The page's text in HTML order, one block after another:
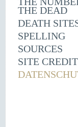
THE DEAD
DEATH
SPELLING
SOURCES
SITE